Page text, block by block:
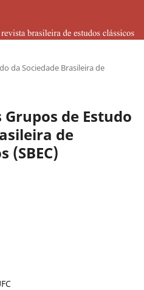
da Sociedade Brasileira de
de Estudo
de
(SBEC)